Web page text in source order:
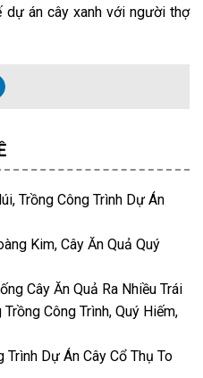
án cây xanh với người thợ
Trồng Công Trình Dự Án
Kim, Cây Ăn Quả Quý
Cây Ăn Quả Ra Nhiều Trái
Công Trình, Quý Hiếm,
Trình Dự Án Cây Cổ Thụ To